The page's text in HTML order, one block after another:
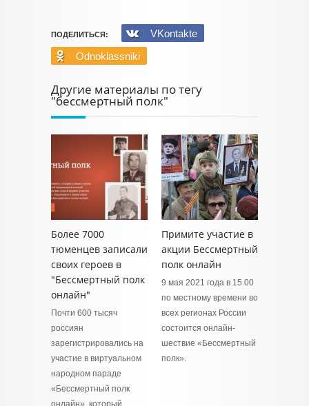
ПОДЕЛИТЬСЯ:
VKontakte
Odnoklassniki
Другие материалы по тегу
"бессмертный полк"
Более 7000
тюменцев записали
своих героев в
"Бессмертный полк
онлайн"
Почти 600 тысяч
россиян
зарегистрировались на
участие в виртуальном
народном параде
«Бессмертный полк
онлайн», который
Примите участие в
акции Бессмертный
полк онлайн
9 мая 2021 года в 15.00
по местному времени во
всех регионах России
состоится онлайн-
шествие «Бессмертный
полк».